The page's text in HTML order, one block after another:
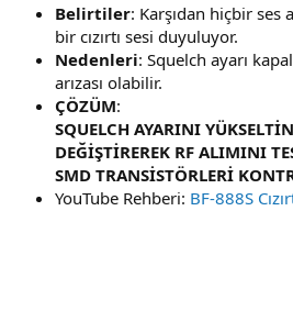
Belirtiler: Karşıdan hiçbir ses
bir cızırtı sesi duyuluyor.
Nedenleri: Squelch ayarı
arızası olabilir.
ÇÖZÜM:
SQUELCH AYARINI
DEĞİŞTİREREK RF ALIMINI
SMD TRANSİSTÖRLERİ
YouTube Rehberi: BF-888S